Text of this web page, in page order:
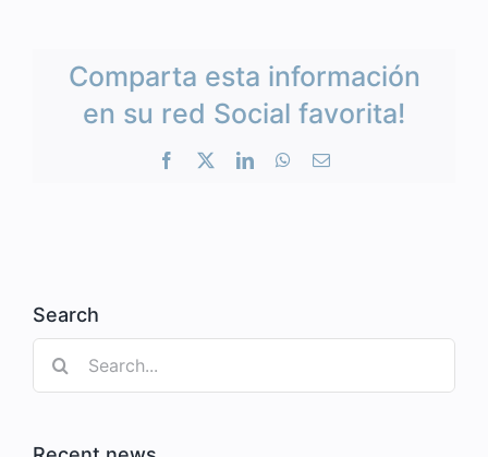
Comparta esta información
en su red Social favorita!
Facebook LinkedInWhatsApp
Email
Search
for: